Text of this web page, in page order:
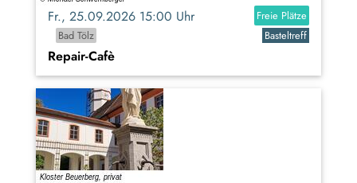
Fr., 25.09.2026 15:00 Uhr
Freie Plätze
Bad Tölz
Basteltreff
Repair-Cafè